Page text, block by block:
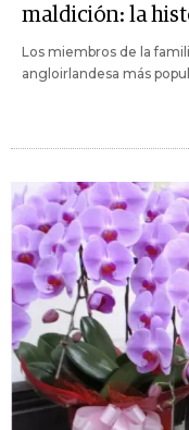
maldición: la
Los miembros de la
angloirlandesa más